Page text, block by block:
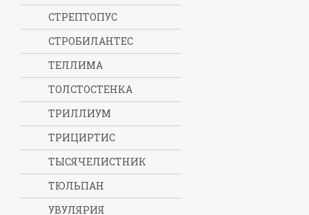
СТРЕПТОПУС
СТРОБИЛАНТЕС
ТЕЛЛИМА
ТОЛСТОСТЕНКА
ТРИЛЛИУМ
ТРИЦИРТИС
ТЫСЯЧЕЛИСТНИК
ТЮЛЬПАН
УВУЛЯРИЯ